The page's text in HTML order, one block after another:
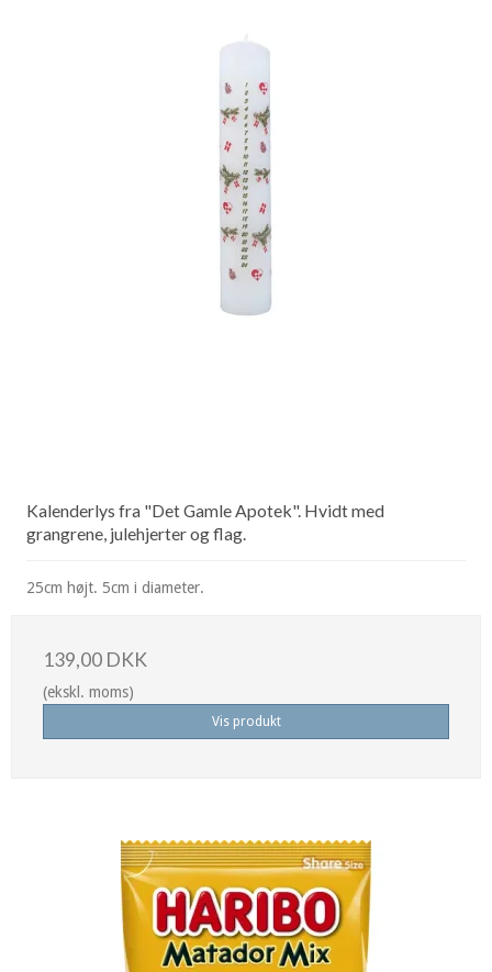
Kalenderlys fra "Det Gamle Apotek". Hvidt med
grangrene, julehjerter og flag.
25cm højt. 5cm i diameter.
139,00 DKK
(ekskl. moms)
Vis produkt